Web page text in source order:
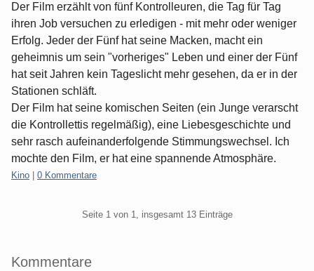
Der Film erzählt von fünf Kontrolleuren, die Tag für Tag
ihren Job versuchen zu erledigen - mit mehr oder weniger
Erfolg. Jeder der Fünf hat seine Macken, macht ein
geheimnis um sein "vorheriges" Leben und einer der Fünf
hat seit Jahren kein Tageslicht mehr gesehen, da er in der
Stationen schläft.
Der Film hat seine komischen Seiten (ein Junge verarscht
die Kontrollettis regelmäßig), eine Liebesgeschichte und
sehr rasch aufeinanderfolgende Stimmungswechsel. Ich
mochte den Film, er hat eine spannende Atmosphäre.
Kategorien:
Kino 0 Kommentare
Seite 1 von 1, insgesamt 13 Einträge
Seitenleiste
Kommentare